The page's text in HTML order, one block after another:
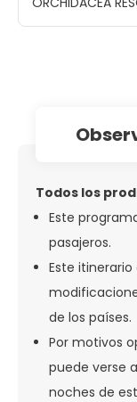
Todos los
Este
pasajeros.
Este
de los países.
Por motivos
puede verse
noches de